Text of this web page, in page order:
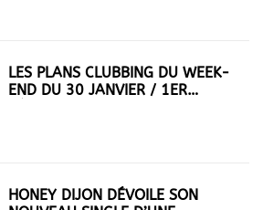
LES PLANS CLUBBING DU WEEK-
END DU 30 JANVIER / 1ER
HONEY DIJON DÉVOILE SON